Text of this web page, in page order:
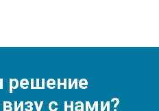
решение
с нами?